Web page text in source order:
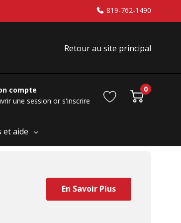
819-762-1490
Retour au site principal
compte
une session or s'inscrire
0
et aide
En Savoir Plus